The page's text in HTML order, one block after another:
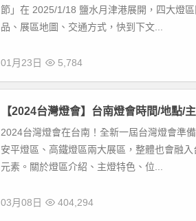
節」在 2025/1/18 鹽水月津港展開，四大燈
品、展區地圖、交通方式，快到下文...
01月23日 5,784
【2024台灣燈會】台南燈會時間/地點/
2024台灣燈會在台南！全新一屆台灣燈會準
安平燈區、高鐵燈區兩大展區，整體也會融
元素。關於燈區介紹、主燈特色、位...
03月08日 404,294